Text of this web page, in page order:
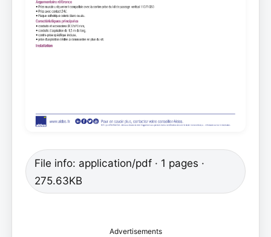
File info: application/pdf · 1 pages ·
275.63KB
Advertisements